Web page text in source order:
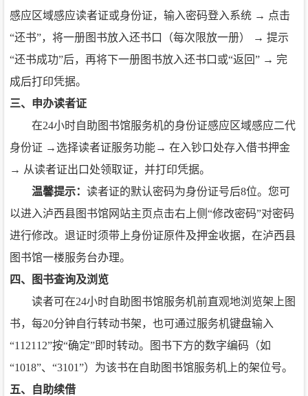
感应区域感应读者证或身份证，输入密码登入系统 → 点击
“还书”，将一册图书放入还书口（每次限放一册） → 提示
“还书成功”后，再将下一册图书放入还书口或“返回” → 完
成后打印凭据。
三、申办读者证
在24小时自助图书馆服务机的身份证感应区域感应二代
身份证 →选择读者证服务功能→ 在入钞口处存入借书押金
→ 从读者证出口处领取证，并打印凭据。
温馨提示：读者证的默认密码为身份证号后8位。您可
以进入泸西县图书馆网站主页点击右上侧“修改密码”对密码
进行修改。退证时须带上身份证原件及押金收据，在泸西县
图书馆一楼服务台办理。
四、图书查询及浏览
读者可在24小时自助图书馆服务机前直观地浏览架上图
书，每20分钟自行转动书架，也可通过服务机键盘输入
“112112”按“确定”即时转动。图书下方的数字编码（如
“1018”、“3101”）为该书在自助图书馆服务机上的架位号。
五、自助续借